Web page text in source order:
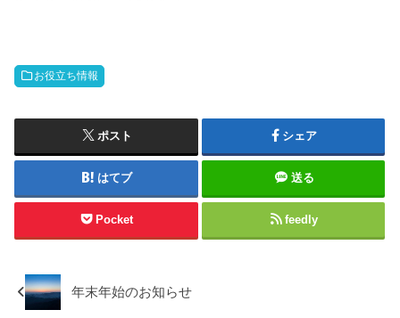
お役立ち情報
ポスト シェア
はてブ 送る
Pocket feedly
年末年始のお知らせ